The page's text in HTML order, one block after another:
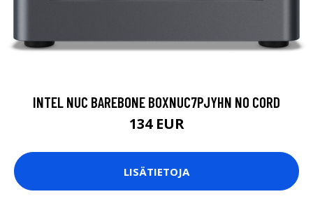
INTEL NUC BAREBONE BOXNUC7PJYHN NO CORD
134 EUR
LISÄTIETOJA